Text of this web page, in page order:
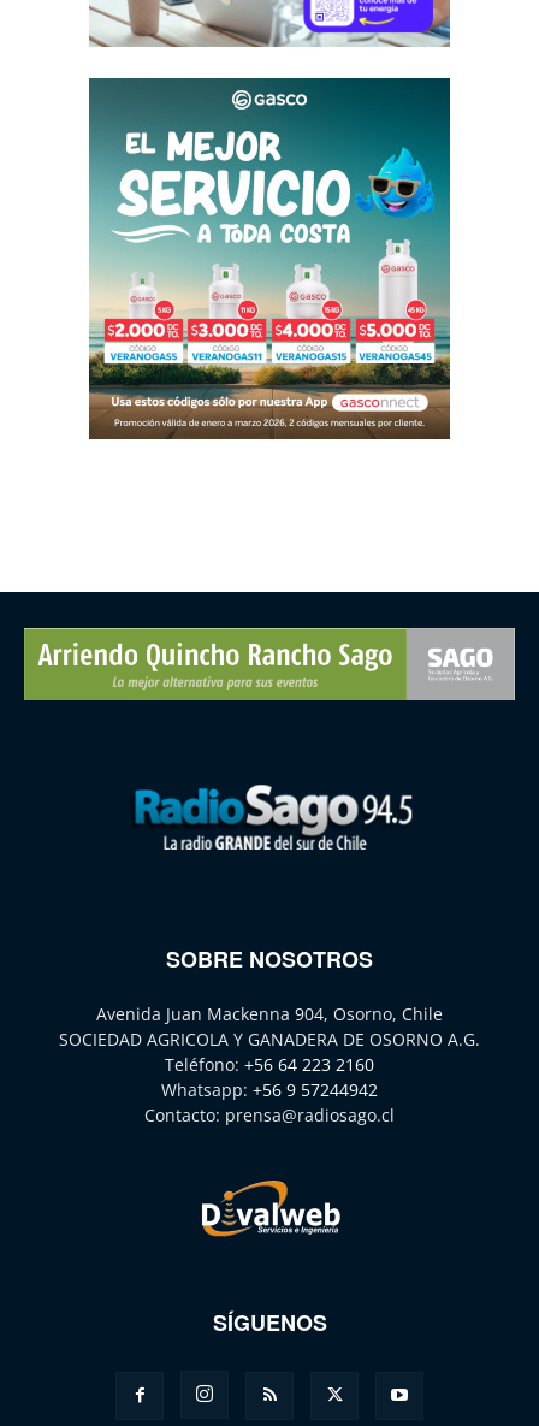
SOBRE NOSOTROS
Avenida Juan Mackenna 904, Osorno, Chile
SOCIEDAD AGRICOLA Y GANADERA DE OSORNO A.G.
Teléfono: +56 64 223 2160
Whatsapp: +56 9 57244942
Contacto: prensa@radiosago.cl
SÍGUENOS